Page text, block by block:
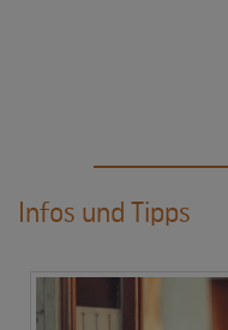
Infos und Tipps